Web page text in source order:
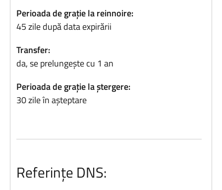
Perioada de grație la reinnoire:
45 zile după data expirării
Transfer:
da, se prelungește cu 1 an
Perioada de grație la ștergere:
30 zile în așteptare
Referințe DNS: